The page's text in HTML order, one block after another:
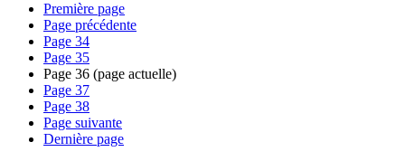
Première page
Page précédente
Page 34
Page 35
Page 36 (page actuelle)
Page 37
Page 38
Page suivante
Dernière page